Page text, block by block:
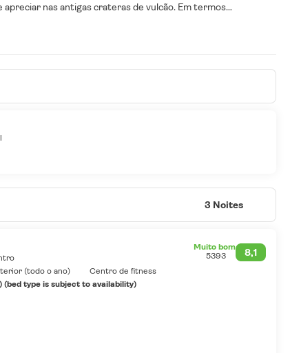
apreciar nas antigas crateras de vulcão. Em termos
3 Noites
8,1
Muito bom
5393
(todo o ano)
Centro de fitness
(bed type is subject to availability)